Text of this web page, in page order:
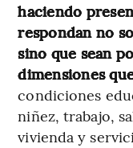
haciendo
respondan no
sino que sean
dimensiones
condiciones
niñez, trabajo,
vivienda y